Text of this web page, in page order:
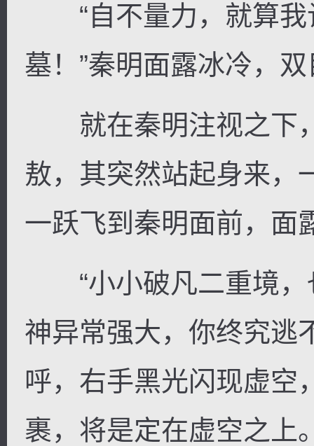
“自不量力，就算我
墓！”秦明面露冰冷，
就在秦明注视之下
敖，其突然站起身来，
一跃飞到秦明面前，面
“小小破凡二重境，
神异常强大，你终究逃
呼，右手黑光闪现虚空
裹，将是定在虚空之上